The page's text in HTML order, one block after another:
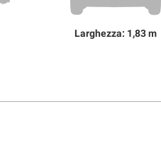
Larghezza: 1,83 m